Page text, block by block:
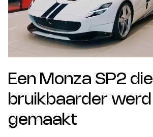
Een Monza SP2 die
bruikbaarder werd
gemaakt